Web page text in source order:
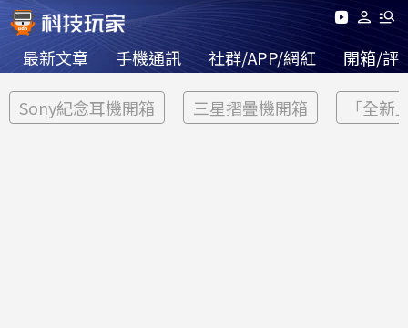
最新文章 手機通訊 社群/APP/網紅 開箱/評
Sony紀念耳機開箱 三星摺疊機開箱 「全新